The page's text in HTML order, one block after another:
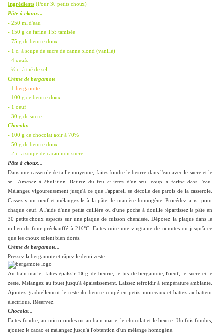
Ingrédients (Pour 30 petits choux)
Pâte à choux...
- 250 ml d'eau
- 150 g de farine T55 tamisée
- 75 g de beurre doux
- 1 c. à soupe de sucre de canne blond (vanillé)
- 4 oeufs
- ½ c. à thé de sel
Crème de bergamote
- 1 bergamote
- 100 g de beurre doux
- 1 oeuf
- 30 g de sucre
Chocolat
- 100 g de chocolat noir à 70%
- 50 g de beurre doux
- 2 c. à soupe de cacao non sucré
Pâte à choux...
Dans une casserole de taille moyenne, faites fondre le beurre dans l'eau avec le sucre et le
sel. Amenez à ébullition. Retirez du feu et jetez d'un seul coup la farine dans l'eau.
Mélangez vigoureusement jusqu'à ce que l'appareil se décolle des parois de la casserole.
Cassez-y un oeuf et mélangez-le à la pâte de manière homogène. Procédez ainsi pour
chaque oeuf. A l'aide d'une petite cuillère ou d'une poche à douille répartissez la pâte en
30 petits choux espacés sur une plaque de cuisson chemisée. Déposez la plaque dans le
milieu du four préchauffé à 210°C. Faites cuire une vingtaine de minutes ou jusqu'à ce
que les choux soient bien dorés.
Crème de bergamote...
Pressez la bergamote et râpez le demi zeste.
Au bain marie, faites épaissir 30 g de beurre, le jus de bergamote, l'oeuf, le sucre et le
zeste. Mélangez au fouet jusqu'à épaississement. Laissez refroidir à température ambiante.
Ajoutez graduellement le reste du beurre coupé en petits morceaux et battez au batteur
électrique. Réservez.
Chocolat...
Faites fondre, au micro-ondes ou au bain marie, le chocolat et le beurre. Un fois fondus,
ajoutez le cacao et mélangez jusqu'à l'obtention d'un mélange homogène.